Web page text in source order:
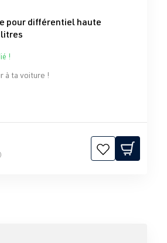
0 sur 5 étoiles
pour différentiel haute
!
à ta voiture !